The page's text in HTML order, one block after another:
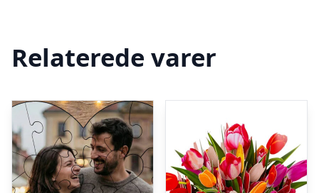
Relaterede varer